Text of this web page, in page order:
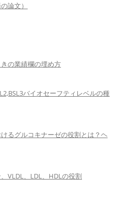
論文）
の業績欄の埋め方
バイオセーフティレベルの種
るグルコキナーゼの役割とは？ヘ
VLDL、LDL、HDLの役割